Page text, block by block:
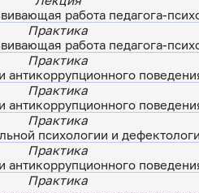
работа педагога-
Практика
работа педагога-
Практика
антикоррупционного
Практика
антикоррупционного
Практика
психологии и
Практика
антикоррупционного
Практика